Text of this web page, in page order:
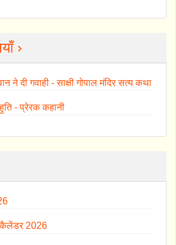
›
ने दी गवाही - साक्षी गोपाल मंदिर सत्य कथा
- प्रेरक कहानी
कैलेंडर 2026